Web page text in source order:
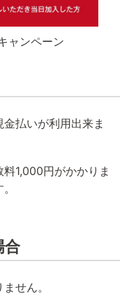
ャンペーン
払いが利用出来ま
1,000円がかかりま
合
せん。